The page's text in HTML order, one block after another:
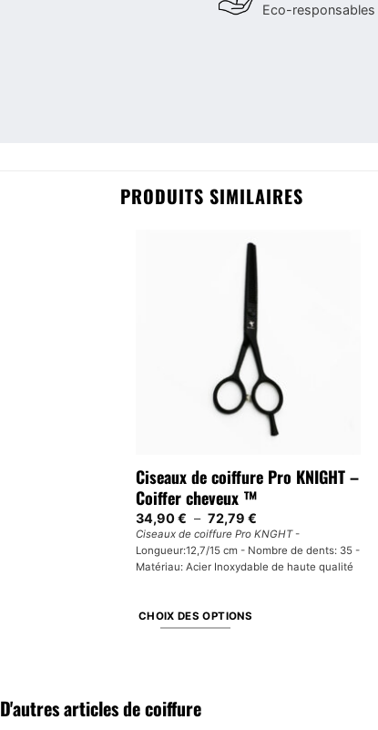
Eco-responsables
PRODUITS SIMILAIRES
Ciseaux de coiffure Pro KNIGHT –
Coiffer cheveux ™
34,90€ – 72,79€
de
prix :
34,90 €
à
Ciseaux de coiffure Pro KNGHT-
Longueur:12,7/15 cm - Nombre de dents: 35 -
Matériau: Acier Inoxydable de haute qualité
CHOIX DES OPTIONS
plusieurs
D'autres articles de coiffure